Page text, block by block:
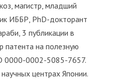
магистр, младший
ИББР, PhD-докторант
3 публикации в
на полезную
0000-0002-5085-7657.
центрах Японии.